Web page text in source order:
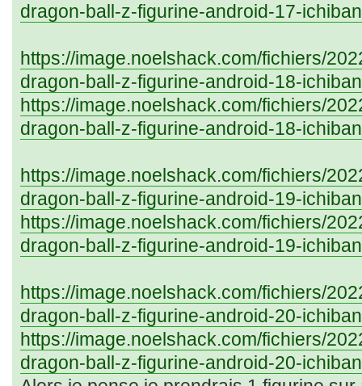
dragon-ball-z-figurine-android-17-
https://image.noelshack.com/fichiers/
dragon-ball-z-figurine-android-18-
https://image.noelshack.com/fichiers/
dragon-ball-z-figurine-android-18-
https://image.noelshack.com/fichiers/
dragon-ball-z-figurine-android-19-
https://image.noelshack.com/fichiers/
dragon-ball-z-figurine-android-19-
https://image.noelshack.com/fichiers/
dragon-ball-z-figurine-android-20-
https://image.noelshack.com/fichiers/
dragon-ball-z-figurine-android-20-